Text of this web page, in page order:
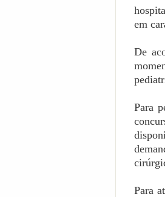
em
De
Para
Para